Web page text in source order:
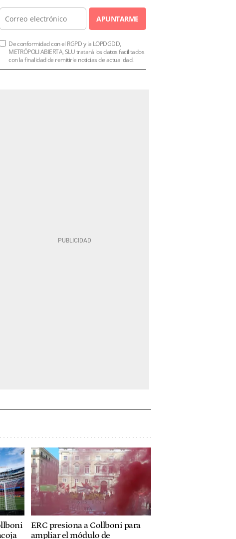
APUNTARME
De conformidad con el RGPD y la LOPDGDD,
METRÓPOLI ABIERTA, SLU tratará los datos facilitados
con la finalidad de remitirle noticias de actualidad.
ERC presiona a Collboni para
ampliar el módulo de